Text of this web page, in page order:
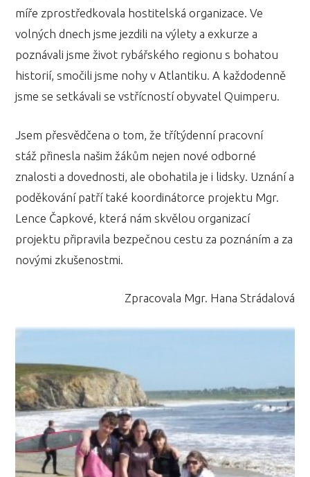
míře zprostředkovala hostitelská organizace. Ve
volných dnech jsme jezdili na výlety a exkurze a
poznávali jsme život rybářského regionu s bohatou
historií, smočili jsme nohy v Atlantiku. A každodenně
jsme se setkávali se vstřícností obyvatel Quimperu.
Jsem přesvědčena o tom, že třítýdenní pracovní
stáž přinesla našim žákům nejen nové odborné
znalosti a dovednosti, ale obohatila je i lidsky. Uznání a
poděkování patří také koordinátorce projektu Mgr.
Lence Čapkové, která nám skvělou organizací
projektu připravila bezpečnou cestu za poznáním a za
novými zkušenostmi.
Zpracovala Mgr. Hana Strádalová